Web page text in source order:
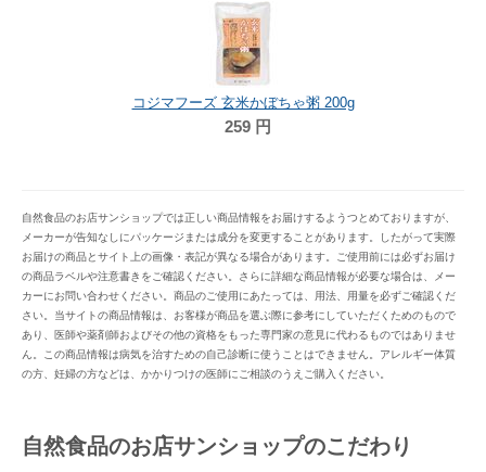
コジマフーズ 玄米かぼちゃ粥 200g
259 円
自然食品のお店サンショップでは正しい商品情報をお届けするようつとめておりますが、
メーカーが告知なしにパッケージまたは成分を変更することがあります。したがって実際
お届けの商品とサイト上の画像・表記が異なる場合があります。ご使用前には必ずお届け
の商品ラベルや注意書きをご確認ください。さらに詳細な商品情報が必要な場合は、メー
カーにお問い合わせください。商品のご使用にあたっては、用法、用量を必ずご確認くだ
さい。当サイトの商品情報は、お客様が商品を選ぶ際に参考にしていただくためのもので
あり、医師や薬剤師およびその他の資格をもった専門家の意見に代わるものではありませ
ん。この商品情報は病気を治すための自己診断に使うことはできません。アレルギー体質
の方、妊婦の方などは、かかりつけの医師にご相談のうえご購入ください。
自然食品のお店サンショップのこだわり